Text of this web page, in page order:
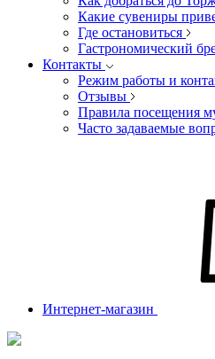
Какие сувениры
Где остановиться
Гастрономический
Контакты
Режим работы и
Отзывы
Правила посещения
Часто задаваемые
Интернет-магазин